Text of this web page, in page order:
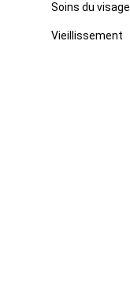
Soins du visage
Vieillissement